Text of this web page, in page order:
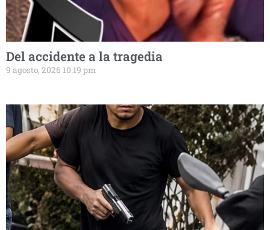
Del accidente a la tragedia
9 agosto, 2026 10:19 pm